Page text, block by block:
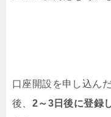
口座開設を申し込ん
後、 2～3日後に登録